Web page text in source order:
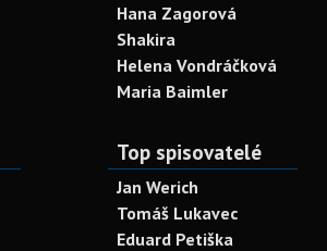
Hana Zagorová
Shakira
Helena Vondráčková
Maria Baimler
Top spisovatelé
Jan Werich
Tomáš Lukavec
Eduard Petiška